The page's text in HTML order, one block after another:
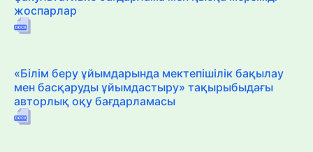
жоспарлар
«Білім беру ұйымдарында мектепішілік бақылау
мен басқаруды ұйымдастыру» тақырыбыдағы
авторлық оқу бағдарламасы